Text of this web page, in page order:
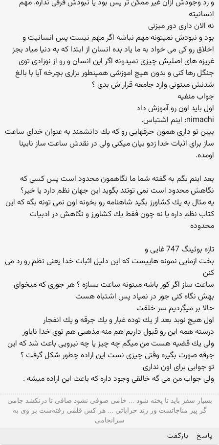
و رد وجودش ازان غیر ممكن تر پس بود یا نبودش فرقی نداره. مهم
انسانیته
نه الان داری دور میزنی
بود و نبودش نمیتونه مهم نباشه اگر مهم نیست پس انسانیت و
اخلاق رو كی می خواد به ما یاد بده انسان از ابتدا كه به دنیا میاد بجز
غریزه های اصلیش چیزی نمیدونه اگر این انسان و رو از نوزادی توی
جنگل رها كنی و بدون هیچ اموزشی همینطور بزاری بچرخه آیا با بالغ
شدنش میتونی وارد جامعه قرار ش بدی ؟
جواب منفیه
اول باید اون رو آموزش داد
nimachi: اینم اشتباس.
ببین تو داری همون حرفهایی رو كه یك دانشمند به عنوان خدای ساعت
ساز برای اثبات خدا زدو بیان میكنی ولی در نقدش ساعت ساز نابینا
اومده.
بعد اینم بگم به گفته شما ما نگاهمون محدود است پس كسی كه
نگاهش محدود است نمی توتند بگوید این جهان نظم دارد یا خیر؟
یه مثال به یك كشاورز بگید شاهنامه رو بخونه اون نمی تونه بگه كه این
كتاب نظم داره یا نه چون فقط یك كشاورز و نگاهش در ادبیات
محدوده
تازه بوئینگ 747 غایی و
بخت ازمایی نمونه هاییست كه این دلیل اثبات خدا یعنی نظم رو رد می
كنن
ساعت ساز اگر كور باشه میتونه ساعت بسازه ؟ هر جوری كه میخوای
بهش نگاه كنی جور در نمیاد پس اشتباه هست
حالا بر میگردیم سر خلقت
اول هیچ نوبد بعد از یك توده غبار و یك جرقه و یك انفجار
درسته همه این رو قبول داریم هم منه مذهبی هم توی خدا ناباور
ولی یك قضیه هست من میگم چه چیز یا چه نیرویی باعث شد كه این
جرقه صورت بگیره وقتی چیزی نست این اراده چطور شكل گرفت ؟
تو جوابی برای اون نداری
ولی جواب من می گه خالقی وجود داره كه باعث این اراده میشه .
بسیار سفر باید تا پخته شود ... خامی صوفی نشود صافی تا درنکشد جامی
گر پیر مناجاتست ور رند خراباتی ... هر کس قلمی رفته‌ست بر وی به
سرانجامی
پاسخ بازگفت